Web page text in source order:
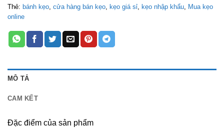
Thẻ: bánh kẹo, cửa hàng bán kẹo, kẹo giá sỉ, kẹo nhập khẩu, Mua kẹo
online
MÔ TẢ
CAM KẾT
Đặc điểm của sản phẩm